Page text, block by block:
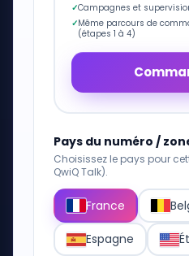
✓Campagnes et
✓Même parcours de
(étapes 1 à 4)
Pays du numéro /
Choisissez le pays pour
QwiQ Talk).
France
Espagne